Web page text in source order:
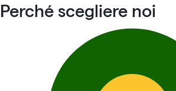
Perché scegliere noi